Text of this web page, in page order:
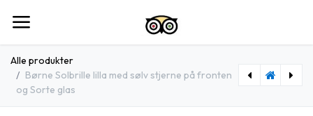
Alle produkter
Børne Solbrille lilla med sølv stjerne på fronten
og Sorte glas